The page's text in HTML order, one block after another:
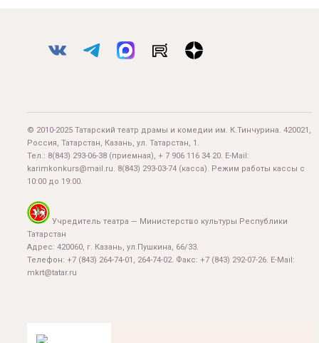
© 2010-2025 Татарский театр драмы и комедии им. К.Тинчурина. 420021,
Россия, Татарстан, Казань, ул. Татарстан, 1.
Тел.: 8(843) 293-06-38 (приемная), + 7 906 116 34 20. E-Mail:
karimkonkurs@mail.ru. 8(843) 293-03-74 (касса). Режим работы кассы с
10:00 до 19:00.
Учредитель театра — Министерство культуры Республики
Татарстан
Адрес: 420060, г. Казань, ул.Пушкина, 66/33.
Телефон: +7 (843) 264-74-01, 264-74-02. Факс: +7 (843) 292-07-26. E-Mail:
mkrt@tatar.ru